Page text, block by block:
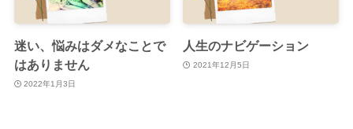
迷い、悩みはダメなことで
はありません
2022年1月3日
人生のナビゲーション
2021年12月5日